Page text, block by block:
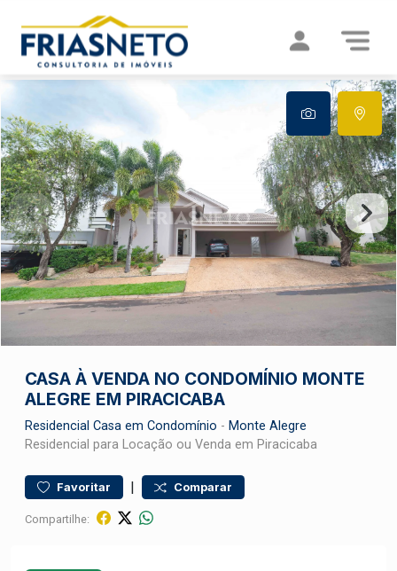
CASA À VENDA NO CONDOMÍNIO MONTE
ALEGRE EM PIRACICABA
Residencial Casa em Condomínio - Monte Alegre
Residencial para Locação ou Venda em Piracicaba
Favoritar | Comparar
Compartilhe: